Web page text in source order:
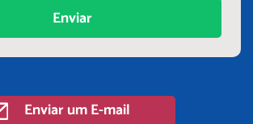
Enviar
Enviar um E-mail